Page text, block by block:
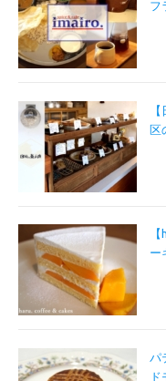
フ
区
ー
パ
ド